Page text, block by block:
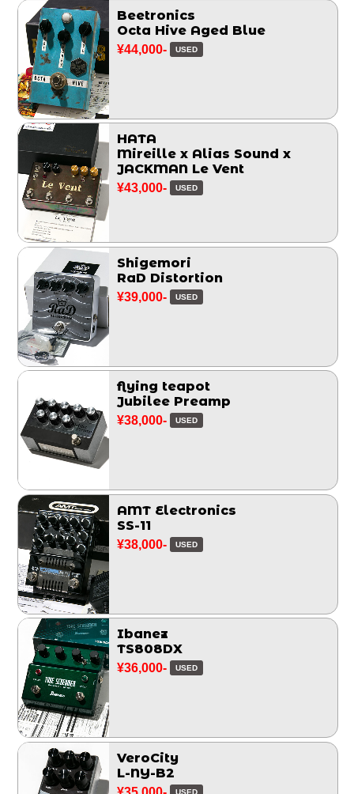
Beetronics
Octa Hive Aged Blue
¥44,000- USED
HATA
Mireille x Alias Sound x
JACKMAN Le Vent
¥43,000- USED
Shigemori
RaD Distortion
¥39,000- USED
flying teapot
Jubilee Preamp
¥38,000- USED
AMT Electronics
SS-11
¥38,000- USED
Ibanez
TS808DX
¥36,000- USED
VeroCity
L-NY-B2
USED